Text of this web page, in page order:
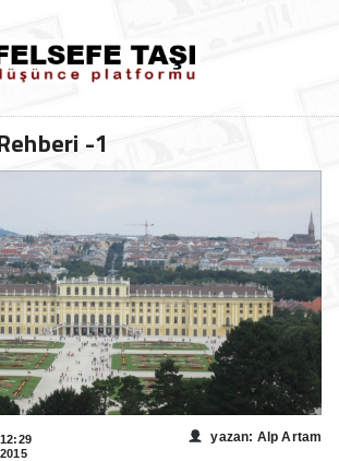
-1
12:29
2015
yazan: Alp Artam